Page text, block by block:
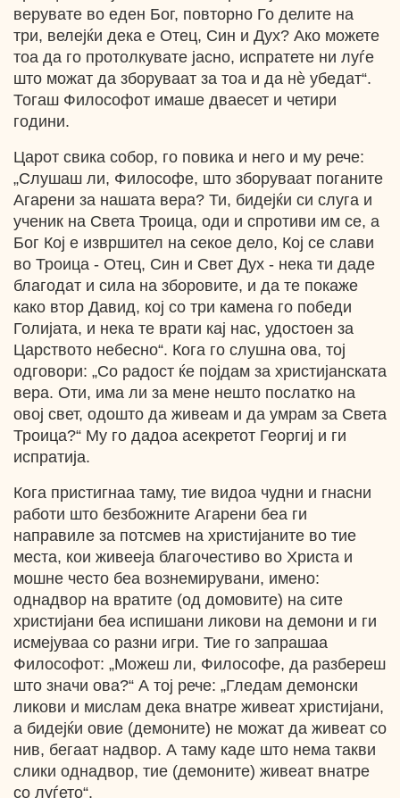
верувате во еден Бог, повторно Го делите на
три, велејќи дека е Отец, Син и Дух? Ако можете
тоа да го протолкувате јасно, испратете ни луѓе
што можат да зборуваат за тоа и да нѐ убедат“.
Тогаш Философот имаше дваесет и четири
години.
Царот свика собор, го повика и него и му рече:
„Слушаш ли, Философе, што зборуваат поганите
Агарени за нашата вера? Ти, бидејќи си слуга и
ученик на Света Троица, оди и спротиви им се, а
Бог Кој е извршител на секое дело, Кој се слави
во Троица - Отец, Син и Свет Дух - нека ти даде
благодат и сила на зборовите, и да те покаже
како втор Давид, кој со три камена го победи
Голијата, и нека те врати кај нас, удостоен за
Царството небесно“. Кога го слушна ова, тој
одговори: „Со радост ќе појдам за христијанската
вера. Оти, има ли за мене нешто послатко на
овој свет, одошто да живеам и да умрам за Света
Троица?“ Му го дадоа асекретот Георгиј и ги
испратија.
Кога пристигнаа таму, тие видоа чудни и гнасни
работи што безбожните Агарени беа ги
направиле за потсмев на христијаните во тие
места, кои живееја благочестиво во Христа и
мошне често беа вознемирувани, имено:
однадвор на вратите (од домовите) на сите
христијани беа испишани ликови на демони и ги
исмејуваа со разни игри. Тие го запрашаа
Философот: „Можеш ли, Философе, да разбереш
што значи ова?“ А тој рече: „Гледам демонски
ликови и мислам дека внатре живеат христијани,
а бидејќи овие (демоните) не можат да живеат со
нив, бегаат надвор. А таму каде што нема такви
слики однадвор, тие (демоните) живеат внатре
со луѓето“.